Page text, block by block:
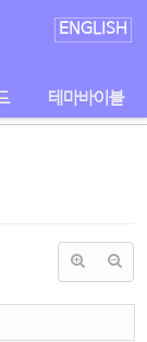
ENGLISH
테마바이블